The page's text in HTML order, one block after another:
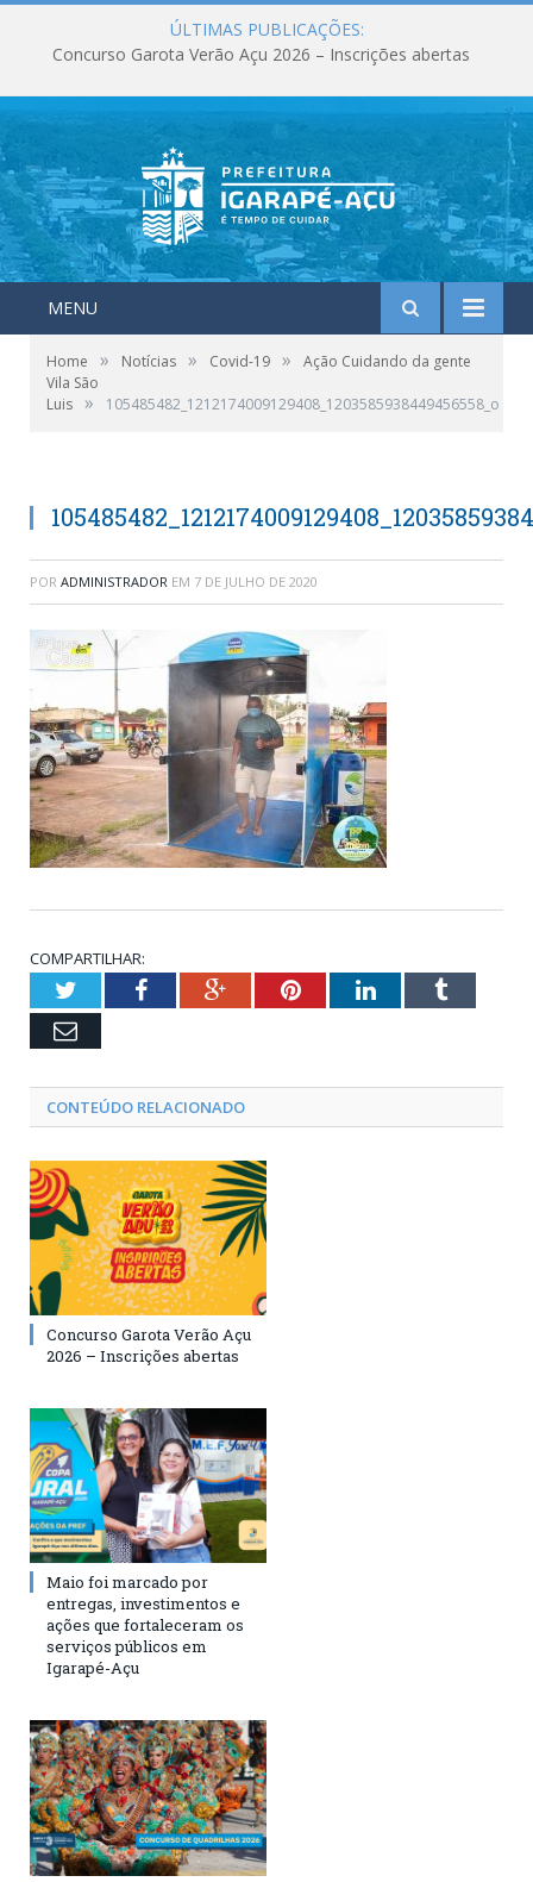
ÚLTIMAS PUBLICAÇÕES:
Concurso Garota Verão Açu 2026 – Inscrições abertas
MENU
Home » Notícias » Covid-19 »
Ação Cuidando da gente
Vila São
Luis » 105485482_1212174009129408_1203585938449456558_o
POR ADMINISTRADOR EM 7 DE JULHO DE 2020
COMPARTILHAR:
TwitterFacebookGoogle+PinterestLinkedInTumblr
Email
CONTEÚDO RELACIONADO
Concurso Garota Verão Açu
2026 – Inscrições abertas
Maio foi marcado por
entregas, investimentos e
ações que fortaleceram os
serviços públicos em
Igarapé-Açu